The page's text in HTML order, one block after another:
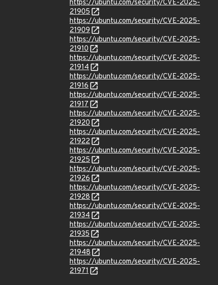
https://ubuntu.com/security/CVE-2025-
21905
https://ubuntu.com/security/CVE-2025-
21909
https://ubuntu.com/security/CVE-2025-
21910
https://ubuntu.com/security/CVE-2025-
21914
https://ubuntu.com/security/CVE-2025-
21916
https://ubuntu.com/security/CVE-2025-
21917
https://ubuntu.com/security/CVE-2025-
21920
https://ubuntu.com/security/CVE-2025-
21922
https://ubuntu.com/security/CVE-2025-
21925
https://ubuntu.com/security/CVE-2025-
21926
https://ubuntu.com/security/CVE-2025-
21928
https://ubuntu.com/security/CVE-2025-
21934
https://ubuntu.com/security/CVE-2025-
21935
https://ubuntu.com/security/CVE-2025-
21948
https://ubuntu.com/security/CVE-2025-
21971